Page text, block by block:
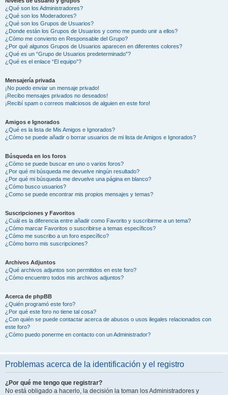
¿Qué son los Administradores?
¿Qué son los Moderadores?
¿Qué son los Grupos de Usuarios?
¿Donde están los Grupos de Usuarios y como me puedo unir a ellos?
¿Cómo me convierto en Responsable del Grupo?
¿Por qué algunos Grupos de Usuarios aparecen en diferentes colores?
¿Qué es un “Grupo de Usuarios predeterminado”?
¿Qué es el enlace “El equipo”?
Mensajería privada
¡No puedo enviar un mensaje privado!
¡Recibo mensajes privados no deseados!
¡Recibí spam o correos maliciosos de alguien en este foro!
Amigos e Ignorados
¿Qué es la lista de Mis Amigos e Ignorados?
¿Cómo se puede añadir o borrar usuarios de mi lista de Amigos e Ignorados?
Búsqueda en los foros
¿Cómo se puede buscar en uno o varios foros?
¿Por qué mi búsqueda me devuelve ningún resultado?
¿Por qué mi búsqueda me devuelve una página en blanco?
¿Cómo busco usuarios?
¿Como se puede encontrar mis propios mensajes y temas?
Suscripciones y Favoritos
¿Cuál es la diferencia entre añadir como Favorito y suscribirme a un tema?
¿Cómo marcar Favoritos o suscribirse a temas específicos?
¿Cómo me suscribo a un foro específico?
¿Cómo borro mis suscripciones?
Archivos Adjuntos
¿Qué archivos adjuntos son permitidos en este foro?
¿Cómo encuentro todos mis archivos adjuntos?
Acerca de phpBB
¿Quién programó este foro?
¿Por qué este foro no tiene tal cosa?
¿Con quién se puede contactar acerca de abusos o usos ilegales relacionados con
este foro?
¿Cómo puedo ponerme en contacto con un Administrador?
Problemas acerca de la identificación y el registro
¿Por qué me tengo que registrar?
No está obligado a hacerlo, la decisión la toman los Administradores y